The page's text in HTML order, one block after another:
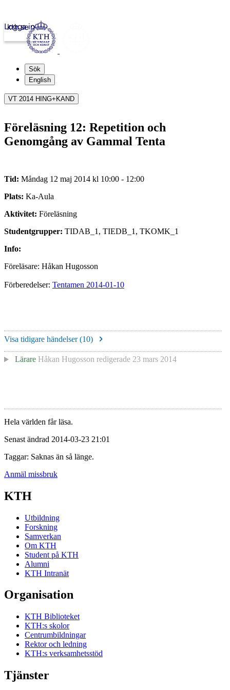
kth.se
Logga in
Sök
English
VT 2014 HING+KAND
Föreläsning 12: Repetition och
Genomgång av Gammal Tenta
Tid: Måndag 12 maj 2014 kl 10:00 - 12:00
Plats: Ka-Aula
Aktivitet: Föreläsning
Studentgrupper: TIDAB_1, TIEDB_1, TKOMK_1
Info:
Föreläsare: Håkan Hugosson
Förberedelser: Tentamen 2014-01-10
Visa tidigare händelser (10)
Lärare Håkan Hugosson redigerade 23 mars 2014
Hela världen får läsa.
Senast ändrad 2014-03-23 21:01
Taggar: Saknas än så länge.
Anmäl missbruk
KTH
Utbildning
Forskning
Samverkan
Om KTH
Student på KTH
Alumni
KTH Intranät
Organisation
KTH Biblioteket
KTH:s skolor
Centrumbildningar
Rektor och ledning
KTH:s verksamhetsstöd
Tjänster